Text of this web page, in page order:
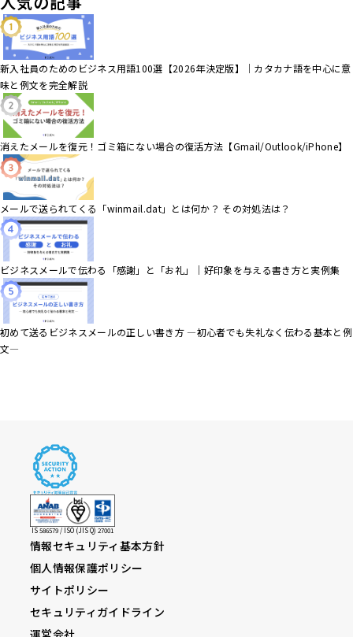
新入社員のためのビジネス用語100選【2026年決定版】｜カタカナ語を中心に意
味と例文を完全解説
消えたメールを復元！ゴミ箱にない場合の復活方法【Gmail/Outlook/iPhone】
メールで送られてくる「winmail.dat」とは何か？ その対処法は？
ビジネスメールで伝わる「感謝」と「お礼」｜好印象を与える書き方と実例集
初めて送るビジネスメールの正しい書き方 ―初心者でも失礼なく伝わる基本と例
文―
IS 586579 / ISO (JIS Q) 27001
情報セキュリティ基本方針
個人情報保護ポリシー
サイトポリシー
セキュリティガイドライン
運営会社